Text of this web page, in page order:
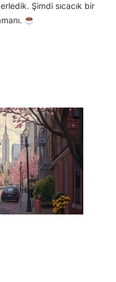
Şimdi sıcacık bir